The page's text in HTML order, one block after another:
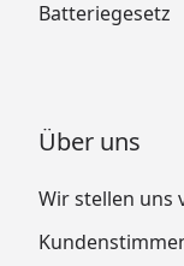
Batteriegesetz
Über uns
Wir stellen uns